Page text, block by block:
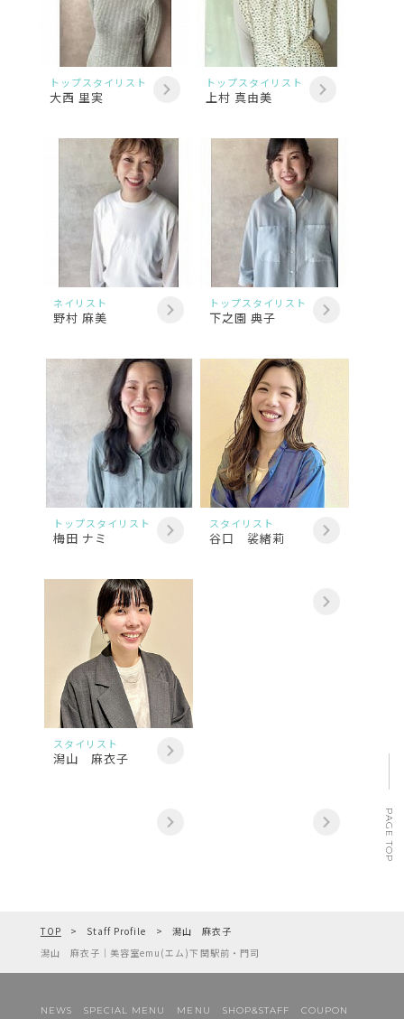
トップスタイリスト
大西 里実
トップスタイリスト
上村 真由美
ネイリスト
野村 麻美
トップスタイリスト
下之園 典子
トップスタイリスト
梅田 ナミ
スタイリスト
谷口 裟緒莉
スタイリスト
潟山 麻衣子
TOP Staff Profile
潟山 麻衣子
潟山 麻衣子｜美容室emu(エム)下関駅前・門司
NEWS SPECIAL MENU MENU SHOP&STAFF COUPON
PAGE TOP